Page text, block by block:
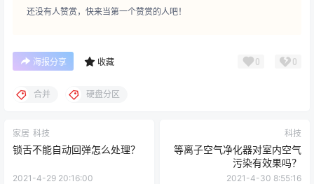
还没有人赞赏，快来当第一个赞赏的人吧！
海报分享 收藏 0 0
合并 硬盘分区
家居 科技
锁舌不能自动回弹怎么处理？
2021-4-29 20:16:00
科技
等离子空气净化器对室内空气
污染有效果吗？
2021-4-30 8:55:16